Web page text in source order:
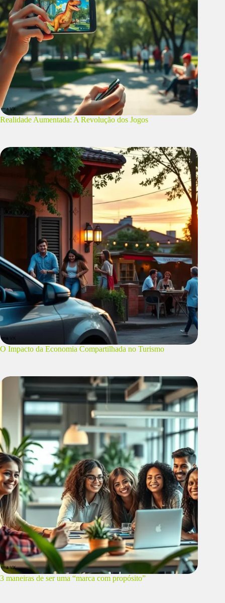
Realidade Aumentada: A Revolução dos Jogos
O Impacto da Economia Compartilhada no Turismo
3 maneiras de ser uma “marca com propósito”